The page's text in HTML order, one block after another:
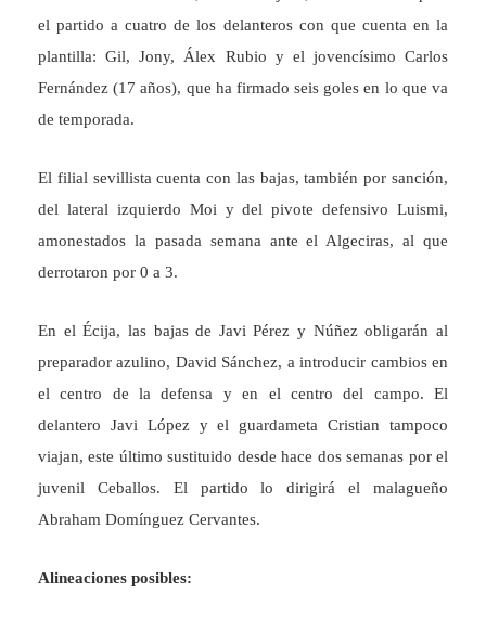
el partido a cuatro de los delanteros con que cuenta en la
plantilla: Gil, Jony, Álex Rubio y el jovencísimo Carlos
Fernández (17 años), que ha firmado seis goles en lo que va
de temporada.
El filial sevillista cuenta con las bajas, también por sanción,
del lateral izquierdo Moi y del pivote defensivo Luismi,
amonestados la pasada semana ante el Algeciras, al que
derrotaron por 0 a 3.
En el Écija, las bajas de Javi Pérez y Núñez obligarán al
preparador azulino, David Sánchez, a introducir cambios en
el centro de la defensa y en el centro del campo. El
delantero Javi López y el guardameta Cristian tampoco
viajan, este último sustituido desde hace dos semanas por el
juvenil Ceballos. El partido lo dirigirá el malagueño
Abraham Domínguez Cervantes.
Alineaciones posibles: